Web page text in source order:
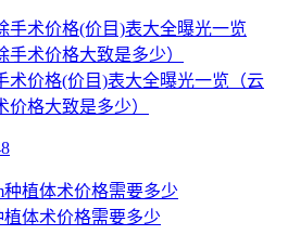
术价格(价目)表大全曝光一览（云
格大致是多少）
植体术价格需要多少